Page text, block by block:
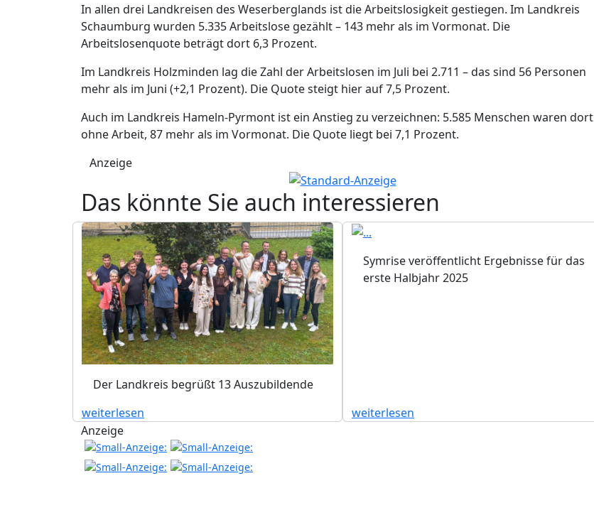
In allen drei Landkreisen des Weserberglands ist die Arbeitslosigkeit gestiegen. Im Landkreis
Schaumburg wurden 5.335 Arbeitslose gezählt – 143 mehr als im Vormonat. Die
Arbeitslosenquote beträgt dort 6,3 Prozent.
Im Landkreis Holzminden lag die Zahl der Arbeitslosen im Juli bei 2.711 – das sind 56 Personen
mehr als im Juni (+2,1 Prozent). Die Quote steigt hier auf 7,5 Prozent.
Auch im Landkreis Hameln-Pyrmont ist ein Anstieg zu verzeichnen: 5.585 Menschen waren dort
ohne Arbeit, 87 mehr als im Vormonat. Die Quote liegt bei 7,1 Prozent.
Anzeige
Das könnte Sie auch interessieren
Der Landkreis begrüßt 13 Auszubildende
weiterlesen
Symrise veröffentlicht Ergebnisse für das
erste Halbjahr 2025
weiterlesen
Anzeige